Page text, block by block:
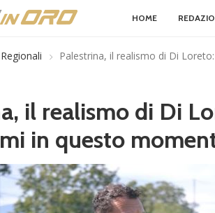
HOME
Palestrina, il realismo di Di
il realismo di Di
in questo